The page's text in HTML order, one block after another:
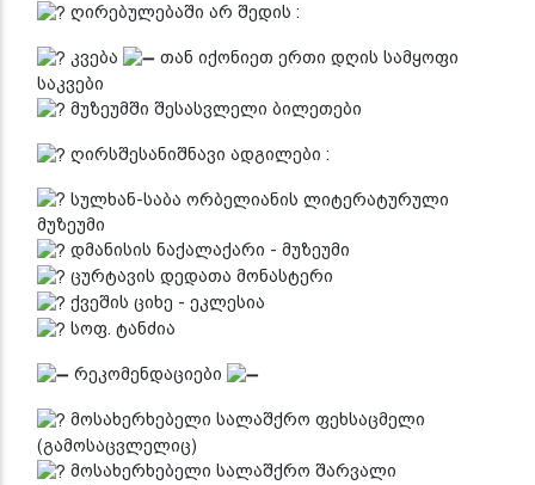
ღირებულებაში არ შედის :
კვება
თან იქონიეთ ერთი დღის სამყოფი
საკვები
მუზეუმში შესასვლელი ბილეთები
ღირსშესანიშნავი ადგილები :
სულხან-საბა ორბელიანის ლიტერატურული
მუზეუმი
დმანისის ნაქალაქარი - მუზეუმი
ცურტავის დედათა მონასტერი
ქვეშის ციხე - ეკლესია
სოფ. ტანძია
რეკომენდაციები
მოსახერხებელი სალაშქრო ფეხსაცმელი
(გამოსაცვლელიც)
მოსახერხებელი სალაშქრო შარვალი